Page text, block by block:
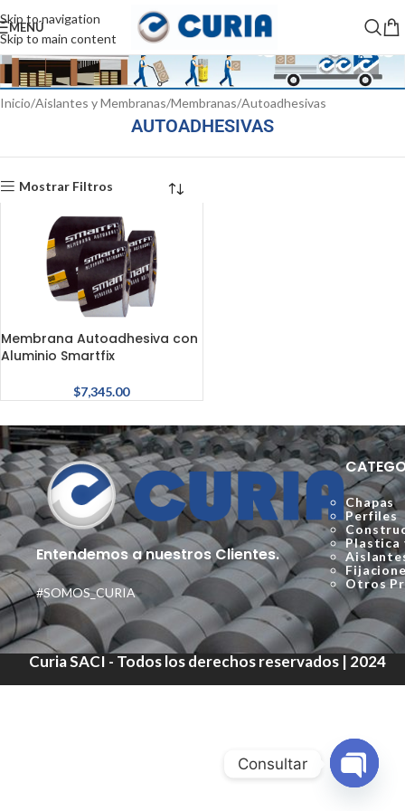
Skip to navigation
Skip to main content
MENÚ
Inicio Aislantes y Membranas Membranas Autoadhesivas
AUTOADHESIVAS
Mostrar Filtros
Membrana Autoadhesiva con
Aluminio Smartfix
$7,345.00
Entendemos a nuestros Clientes.
#SOMOS_CURIA
Chapas
Perfiles
Plastica
Otros
Curia SACI - Todos los derechos reservados | 2024
Consultar